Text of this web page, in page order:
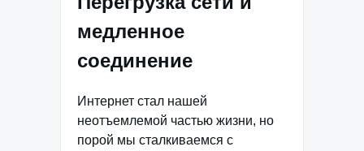
медленное
соединение
Интернет стал нашей
неотъемлемой частью жизни, но
порой мы сталкиваемся с